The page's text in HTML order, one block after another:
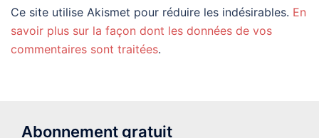
Ce site utilise Akismet pour réduire les indésirables. En
savoir plus sur la façon dont les données de vos
commentaires sont traitées.
Abonnement gratuit